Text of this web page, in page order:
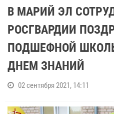
В МАРИЙ ЭЛ
РОСГВАРДИИ
ПОДШЕФНОЙ
ДНЕМ ЗНАНИЙ
02 сентября 2021, 14:11